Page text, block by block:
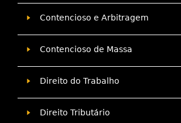
Contencioso e Arbitragem
Contencioso de Massa
Direito do Trabalho
Direito Tributário